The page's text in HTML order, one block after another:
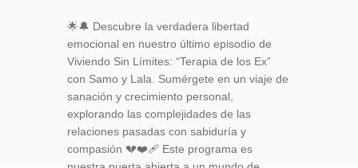
🌟🔔 Descubre la verdadera libertad
emocional en nuestro último episodio de
Viviendo Sin Límites: “Terapia de los Ex”
con Samo y Lala. Sumérgete en un viaje de
sanación y crecimiento personal,
explorando las complejidades de las
relaciones pasadas con sabiduría y
compasión 💔❤️‍🩹 Este programa es